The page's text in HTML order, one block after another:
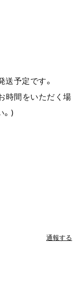
予定です。
時間をいただく場
。)
通報する